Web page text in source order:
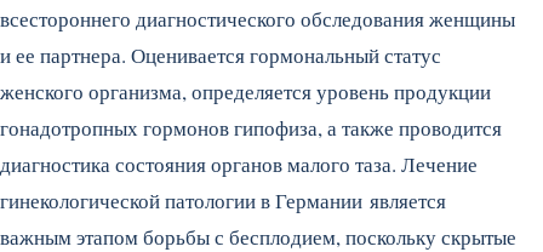
всестороннего диагностического обследования женщины
и ее партнера. Оценивается гормональный статус
женского организма, определяется уровень продукции
гонадотропных гормонов гипофиза, а также проводится
диагностика состояния органов малого таза. Лечение
гинекологической патологии в Германии является
важным этапом борьбы с бесплодием, поскольку скрытые